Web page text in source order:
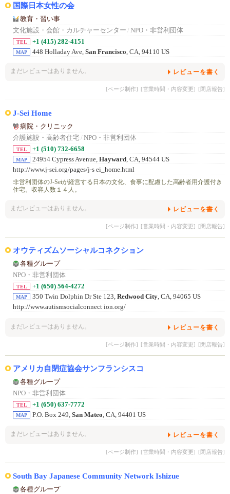
国際日本女性の会
教育・習い事
文化施設・会館・カルチャーセンター / NPO・非営利団体
TEL +1 (415) 282-4151
MAP 448 Holladay Ave, San Francisco , CA, 94110 US
まだレビューはありません。 レビューを書く
[ページ制作] [営業時間・内容変更] [閉店報告]
J-Sei Home
病院・クリニック
介護施設・高齢者住宅 / NPO・非営利団体
TEL +1 (510) 732-6658
MAP 24954 Cypress Avenue, Hayward , CA, 94544 US
http://www.j-sei.org/pages/j-s ei_home.html
非営利団体のJ-Seiが経営する日本の文化、食事に配慮した高齢者用介護付き
住宅。収容人数１４人。
まだレビューはありません。 レビューを書く
[ページ制作] [営業時間・内容変更] [閉店報告]
オウティズムソーシャルコネクション
各種グループ
NPO・非営利団体
TEL +1 (650) 564-4272
MAP 350 Twin Dolphin Dr Ste 123, Redwood City, CA, 94065 US
http://www.autismsocialconnect ion.org/
まだレビューはありません。 レビューを書く
[ページ制作] [営業時間・内容変更] [閉店報告]
アメリカ自閉症協会サンフランシスコ
各種グループ
NPO・非営利団体
TEL +1 (650) 637-7772
MAP P.O. Box 249, San Mateo, CA, 94401 US
まだレビューはありません。 レビューを書く
[ページ制作] [営業時間・内容変更] [閉店報告]
South Bay Japanese Community Network Ishizue
各種グループ